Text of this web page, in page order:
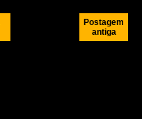
Postagem
antiga